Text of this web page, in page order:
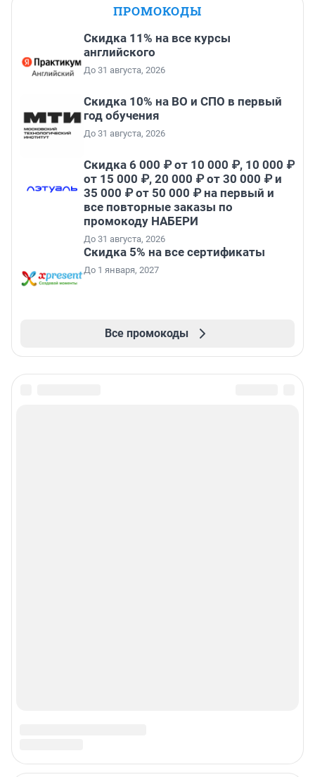
ПРОМОКОДЫ
Скидка 11% на все курсы
английского
До 31 августа, 2026
Скидка 10% на ВО и СПО в первый
год обучения
До 31 августа, 2026
Скидка 6 000 ₽ от 10 000 ₽, 10 000 ₽
от 15 000 ₽, 20 000 ₽ от 30 000 ₽ и
35 000 ₽ от 50 000 ₽ на первый и
все повторные заказы по
промокоду НАБЕРИ
До 31 августа, 2026
Скидка 5% на все сертификаты
До 1 января, 2027
Все промокоды